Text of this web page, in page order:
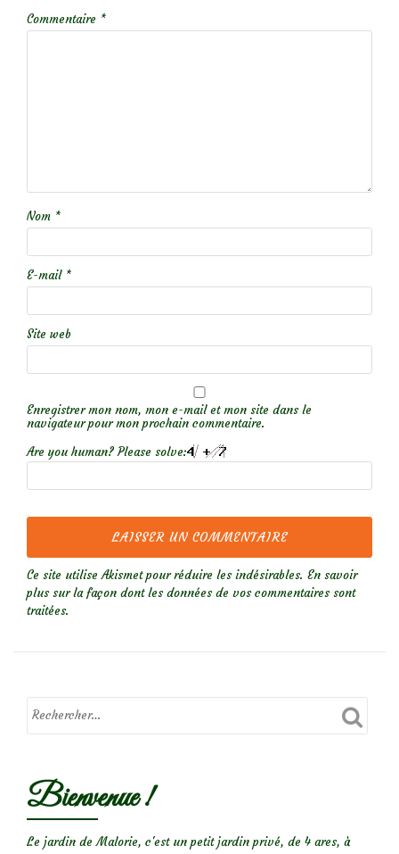
Commentaire *
Nom *
E-mail *
Site web
Enregistrer mon nom, mon e-mail et mon site dans le
navigateur pour mon prochain commentaire.
Are you human? Please solve:
Ce site utilise Akismet pour réduire les indésirables. En savoir
plus sur la façon dont les données de vos commentaires sont
traitées.
Bienvenue !
Le jardin de Malorie, c'est un petit jardin privé, de 4 ares, à